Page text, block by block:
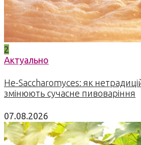
2
Актуально
Не-Saccharomyces: як
змінюють сучасне пивоваріння
07.08.2026